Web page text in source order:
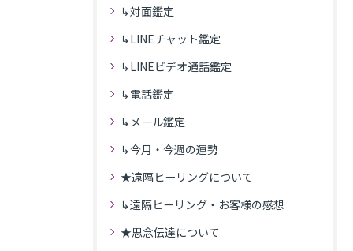
↳対面鑑定
↳LINEチャット鑑定
↳LINEビデオ通話鑑定
↳電話鑑定
↳メール鑑定
↳今月・今週の運勢
★遠隔ヒーリングについて
↳遠隔ヒーリング・お客様の感想
★思念伝達について